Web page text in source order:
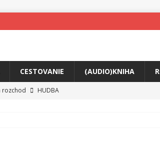
CESTOVANIE (AUDIO)KNIHA
rozchod
HUDBA